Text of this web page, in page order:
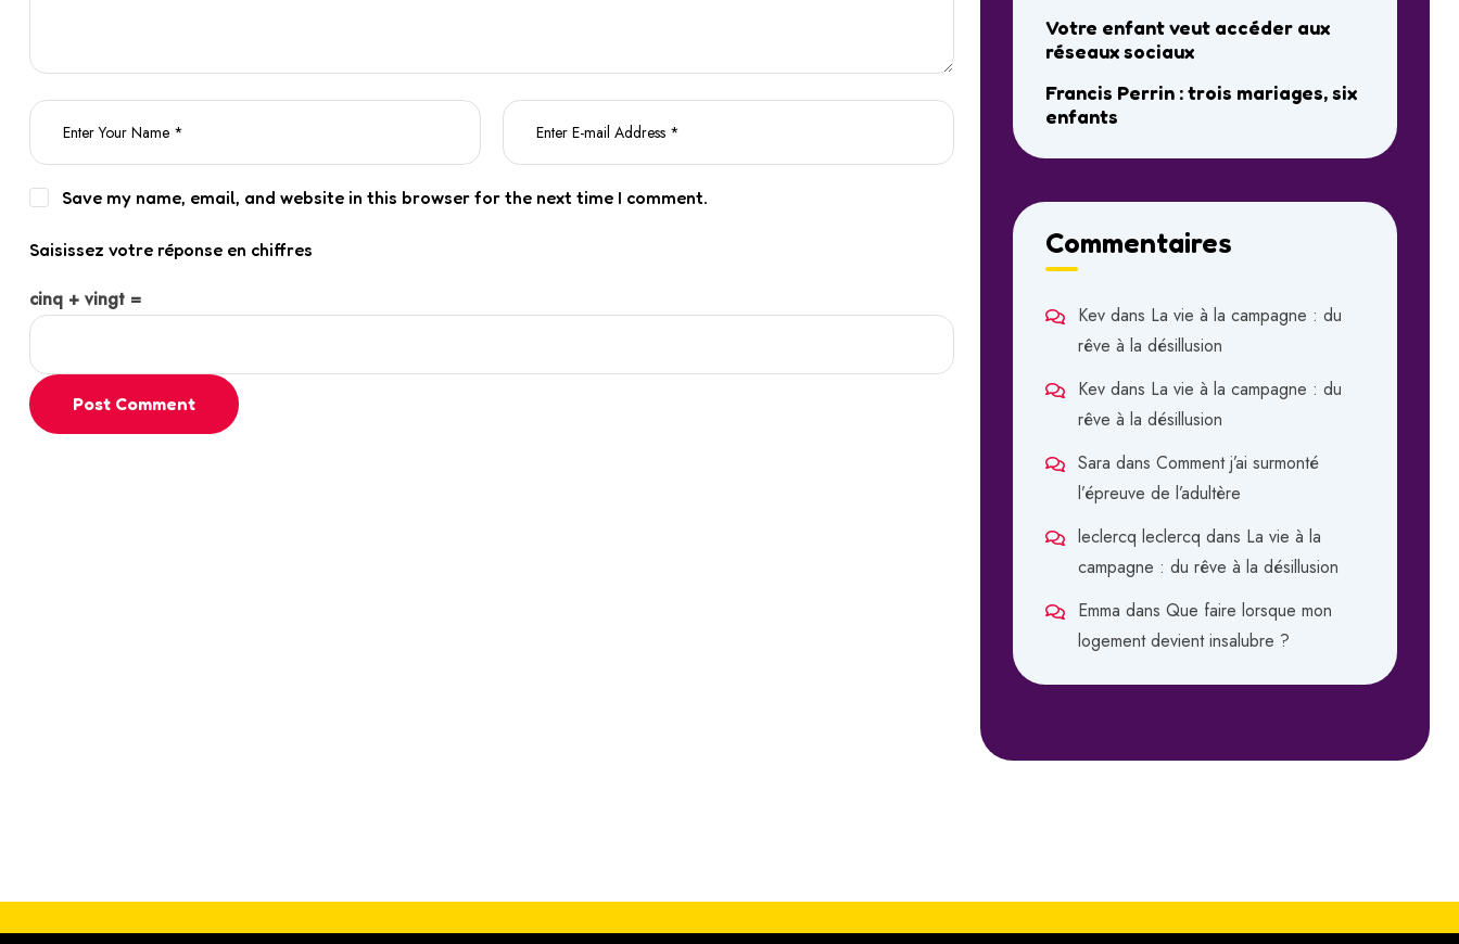
Save my name, email, and website in this browser for the next time I comment.
Saisissez votre réponse en chiffres
cinq + vingt =
Post Comment
Votre enfant veut accéder aux
réseaux sociaux
Francis Perrin : trois mariages, six
enfants
Commentaires
Kev dans La vie à la campagne : du
rêve à la désillusion
Kev dans La vie à la campagne : du
rêve à la désillusion
Sara dans Comment j’ai surmonté
l’épreuve de l’adultère
leclercq leclercq dans La vie à la
campagne : du rêve à la désillusion
Emma dans Que faire lorsque mon
logement devient insalubre ?